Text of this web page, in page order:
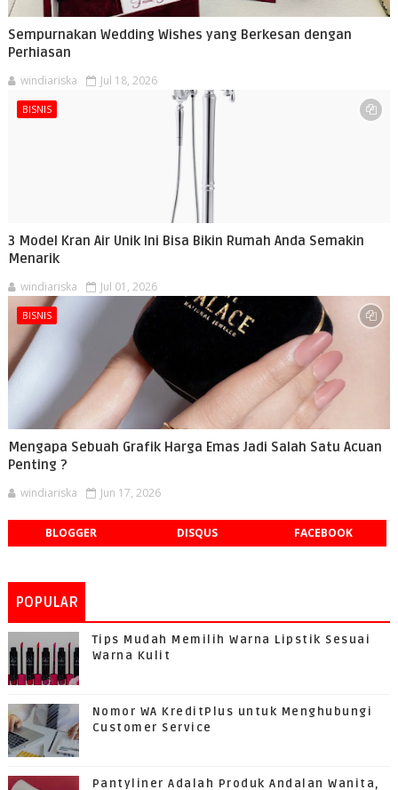
Sempurnakan Wedding Wishes yang Berkesan dengan
Perhiasan
windiariska Jul 18, 2026
BISNIS
3 Model Kran Air Unik Ini Bisa Bikin Rumah Anda Semakin
Menarik
windiariska Jul 01, 2026
BISNIS
Mengapa Sebuah Grafik Harga Emas Jadi Salah Satu Acuan
Penting ?
windiariska Jun 17, 2026
BLOGGER DISQUS FACEBOOK
POPULAR
Tips Mudah Memilih Warna Lipstik Sesuai
Warna Kulit
Nomor WA KreditPlus untuk Menghubungi
Customer Service
Pantyliner Adalah Produk Andalan Wanita,